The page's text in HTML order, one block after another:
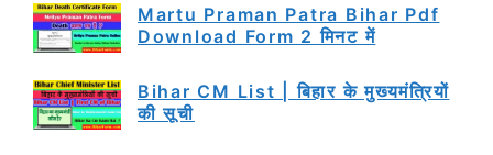
Martu Praman Patra Bihar Pdf
Download Form 2 मिनट में
Bihar CM List | बिहार के मुख्यमंत्रियों
की सूची